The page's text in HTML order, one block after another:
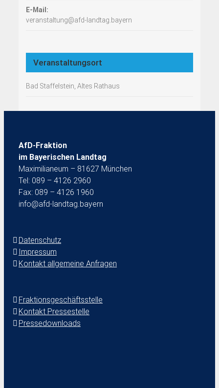
E-Mail:
veranstaltung@afd-landtag.bayern
Veranstaltungsort
Bad Staffelstein, Altes Rathaus
AfD-Fraktion
im Bayerischen Landtag
Maximilianeum – 81627 München
Tel: 089 – 4126 2960
Fax: 089 – 4126 1960
info@afd-landtag.bayern
Datenschutz
Impressum
Kontakt allgemeine Anfragen
Fraktionsgeschäftsstelle
Kontakt Pressestelle
Pressedownloads